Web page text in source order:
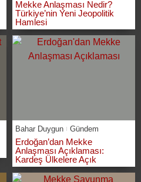
Mekke Anlaşması Nedir?
Türkiye’nin Yeni Jeopolitik
Hamlesi
Bahar Duygun Gündem
Erdoğan’dan Mekke
Anlaşması Açıklaması:
Kardeş Ülkelere Açık